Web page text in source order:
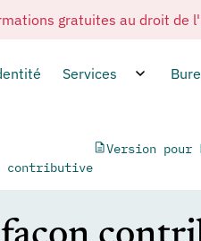
gratuites au droit de
Services
contributive
Version pour